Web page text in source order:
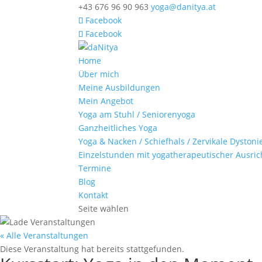
+43 676 96 90 963 yoga@danitya.at
Facebook
Facebook
Home
Über mich
Meine Ausbildungen
Mein Angebot
Yoga am Stuhl / Seniorenyoga
Ganzheitliches Yoga
Yoga & Nacken / Schiefhals / Zervikale
Einzelstunden mit yogatherapeutischer
Termine
Blog
Kontakt
Seite wählen
« Alle Veranstaltungen
Diese Veranstaltung hat bereits stattgefunden.